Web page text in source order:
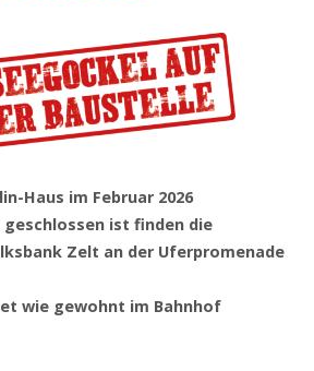
Haus im Februar 2026
ist finden die
Zelt an der Uferpromenade
wie gewohnt im Bahnhof